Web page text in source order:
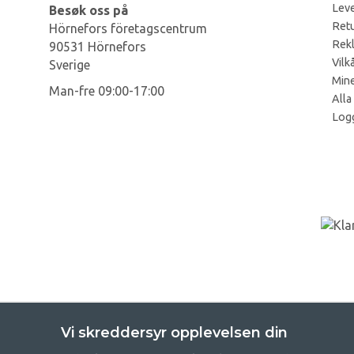
Besøk oss på
Hörnefors företagscentrum
90531 Hörnefors
Sverige
Man-fre 09:00-17:00
Alla
Vi skreddersyr opplevelsen din